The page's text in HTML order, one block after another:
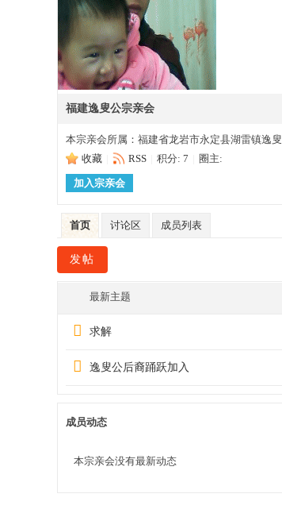
氏
福建逸叟公宗亲会
本宗亲会所属：福建省龙岩市永定县湖雷镇逸叟
收藏
RSS 积分: 7 圈主:
加入宗亲会
首页 讨论区 成员列表
发帖
最新主题
求解
逸叟公后裔踊跃加入
成员动态
本宗亲会没有最新动态